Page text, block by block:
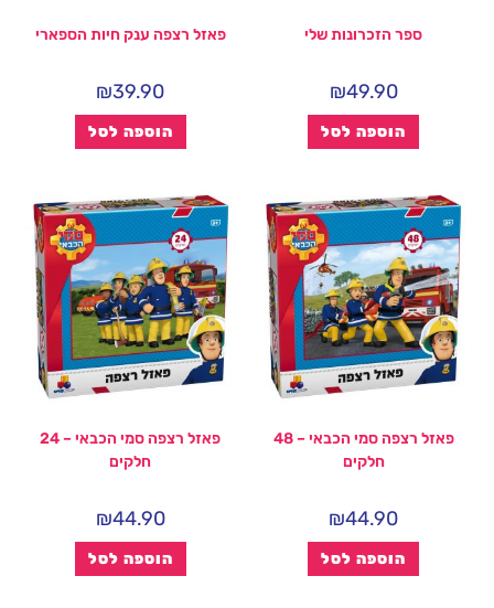
ספר הזכרונות שלי
₪49.90
הוספה לסל
פאזל רצפה ענק חיות הספארי
₪39.90
הוספה לסל
פאזל רצפה סמי הכבאי – 48
חלקים
₪44.90
הוספה לסל
פאזל רצפה סמי הכבאי – 24
חלקים
₪44.90
הוספה לסל